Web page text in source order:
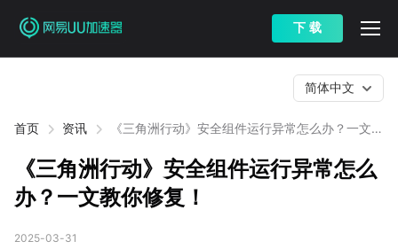
下 载
首页 资讯
《三角洲行动》安全组件运行异常怎么办？一文教
简体中文
《三角洲行动》安全组件运行异常怎么
办？一文教你修复！
2025-03-31